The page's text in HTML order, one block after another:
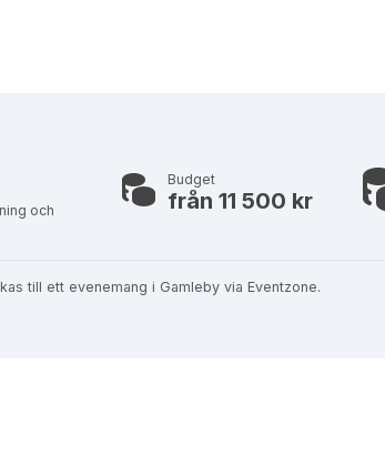
och
Budget
från 11 500 kr
till ett evenemang i Gamleby via Eventzone.